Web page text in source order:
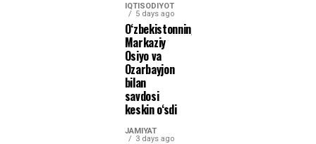
IQTISODIYOT
5 days ago
O‘zbekistonning
Markaziy
Osiyo va
Ozarbayjon
bilan
savdosi
keskin o‘sdi
JAMIYAT
3 days ago